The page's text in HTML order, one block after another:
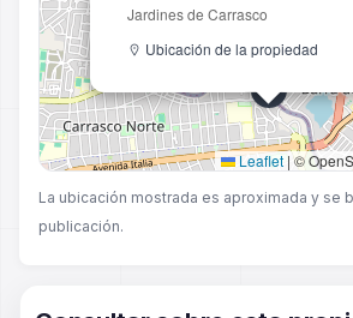
Jardines de Carrasco
Ubicación de la propiedad
Leaflet |©
La ubicación mostrada es aproximada y se
publicación.